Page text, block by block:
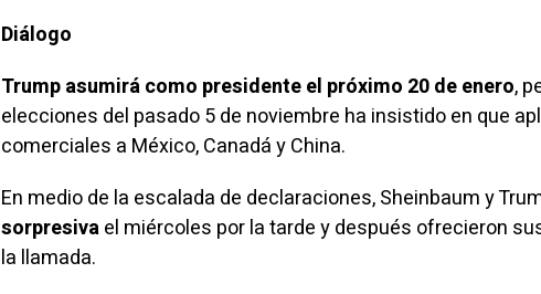
Diálogo
Trump asumirá como presidente el próximo 20 de enero,
elecciones del pasado 5 de noviembre ha insistido en que
comerciales a México, Canadá y China.
En medio de la escalada de declaraciones, Sheinbaum y
sorpresivael miércoles por la tarde y después ofrecieron
la llamada.